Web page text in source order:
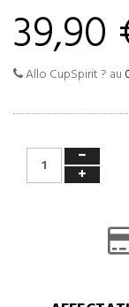
39,90
Allo CupSpirit ? au